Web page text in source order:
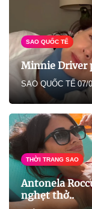
SAO QUỐC TẾ
Minnie Driver
SAO QUỐC TẾ 07/
THỜI TRANG SAO
Antonela
nghẹt thở..